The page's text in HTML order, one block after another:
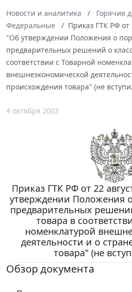
Новости и аналитика
Горячие
Федеральные
Приказ ГТК РФ от
"Об утверждении Положения о
предварительных решений о
соответствии с Товарной
внешнеэкономической
происхождения товара" (не
4 октября 2003
Приказ ГТК РФ от 22
утверждении Положения
предварительных
товара в
номенклатурой
деятельности и о
товара" (не
Обзор документа